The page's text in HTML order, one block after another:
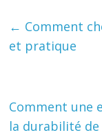
← Comment
et pratique
Comment une
la durabilité